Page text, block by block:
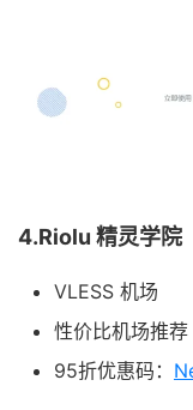
4.Riolu 精灵学院
VLESS 机场
性价比机场推荐
95折优惠码：